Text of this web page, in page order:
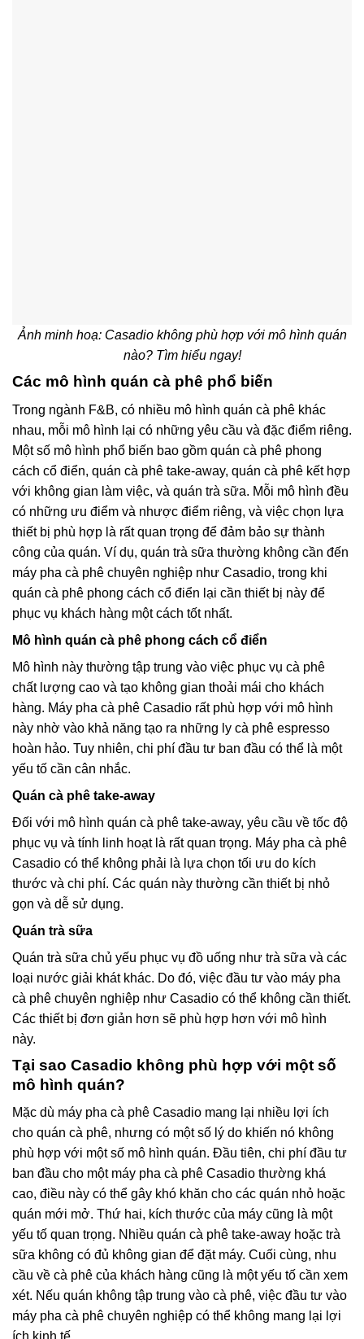
Ảnh minh hoạ: Casadio không phù hợp với mô hình quán
nào? Tìm hiểu ngay!
Các mô hình quán cà phê phổ biến
Trong ngành F&B, có nhiều mô hình quán cà phê khác
nhau, mỗi mô hình lại có những yêu cầu và đặc điểm riêng.
Một số mô hình phổ biến bao gồm quán cà phê phong
cách cổ điển, quán cà phê take-away, quán cà phê kết hợp
với không gian làm việc, và quán trà sữa. Mỗi mô hình đều
có những ưu điểm và nhược điểm riêng, và việc chọn lựa
thiết bị phù hợp là rất quan trọng để đảm bảo sự thành
công của quán. Ví dụ, quán trà sữa thường không cần đến
máy pha cà phê chuyên nghiệp như Casadio, trong khi
quán cà phê phong cách cổ điển lại cần thiết bị này để
phục vụ khách hàng một cách tốt nhất.
Mô hình quán cà phê phong cách cổ điển
Mô hình này thường tập trung vào việc phục vụ cà phê
chất lượng cao và tạo không gian thoải mái cho khách
hàng. Máy pha cà phê Casadio rất phù hợp với mô hình
này nhờ vào khả năng tạo ra những ly cà phê espresso
hoàn hảo. Tuy nhiên, chi phí đầu tư ban đầu có thể là một
yếu tố cần cân nhắc.
Quán cà phê take-away
Đối với mô hình quán cà phê take-away, yêu cầu về tốc độ
phục vụ và tính linh hoạt là rất quan trọng. Máy pha cà phê
Casadio có thể không phải là lựa chọn tối ưu do kích
thước và chi phí. Các quán này thường cần thiết bị nhỏ
gọn và dễ sử dụng.
Quán trà sữa
Quán trà sữa chủ yếu phục vụ đồ uống như trà sữa và các
loại nước giải khát khác. Do đó, việc đầu tư vào máy pha
cà phê chuyên nghiệp như Casadio có thể không cần thiết.
Các thiết bị đơn giản hơn sẽ phù hợp hơn với mô hình
này.
Tại sao Casadio không phù hợp với một số
mô hình quán?
Mặc dù máy pha cà phê Casadio mang lại nhiều lợi ích
cho quán cà phê, nhưng có một số lý do khiến nó không
phù hợp với một số mô hình quán. Đầu tiên, chi phí đầu tư
ban đầu cho một máy pha cà phê Casadio thường khá
cao, điều này có thể gây khó khăn cho các quán nhỏ hoặc
quán mới mở. Thứ hai, kích thước của máy cũng là một
yếu tố quan trọng. Nhiều quán cà phê take-away hoặc trà
sữa không có đủ không gian để đặt máy. Cuối cùng, nhu
cầu về cà phê của khách hàng cũng là một yếu tố cần xem
xét. Nếu quán không tập trung vào cà phê, việc đầu tư vào
máy pha cà phê chuyên nghiệp có thể không mang lại lợi